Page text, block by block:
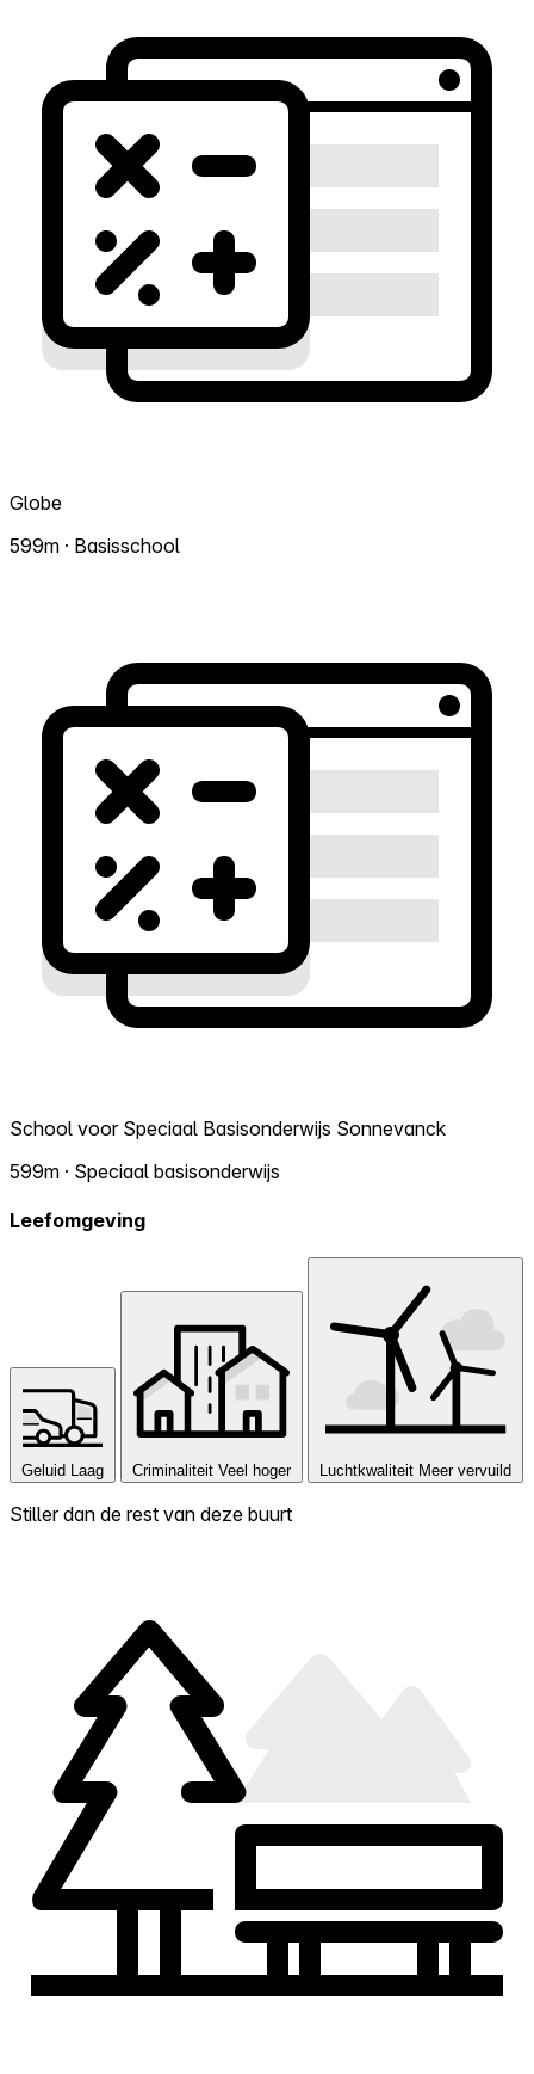
Globe
599m · Basisschool
School voor Speciaal Basisonderwijs Sonnevanck
599m · Speciaal basisonderwijs
Leefomgeving
Geluid Laag Criminaliteit Veel hoger Luchtkwaliteit Meer vervuild
Stiller dan de rest van deze buurt